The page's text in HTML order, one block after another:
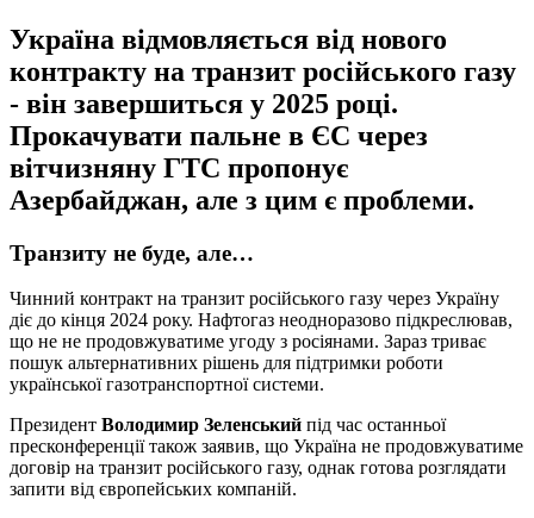
Україна відмовляється від нового
контракту на транзит російського газу
- він завершиться у 2025 році.
Прокачувати пальне в ЄС через
вітчизняну ГТС пропонує
Азербайджан, але з цим є проблеми.
Транзиту не буде, але…
Чинний контракт на транзит російського газу через Україну
діє до кінця 2024 року. Нафтогаз неодноразово підкреслював,
що не не продовжуватиме угоду з росіянами. Зараз триває
пошук альтернативних рішень для підтримки роботи
української газотранспортної системи.
Президент Володимир Зеленський під час останньої
пресконференції також заявив, що Україна не продовжуватиме
договір на транзит російського газу, однак готова розглядати
запити від європейських компаній.